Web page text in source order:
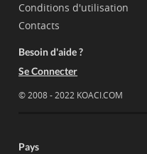
Conditions d'utilisation
Contacts
Besoin d'aide ?
Se Connecter
© 2008 - 2022 KOACI.COM
Pays